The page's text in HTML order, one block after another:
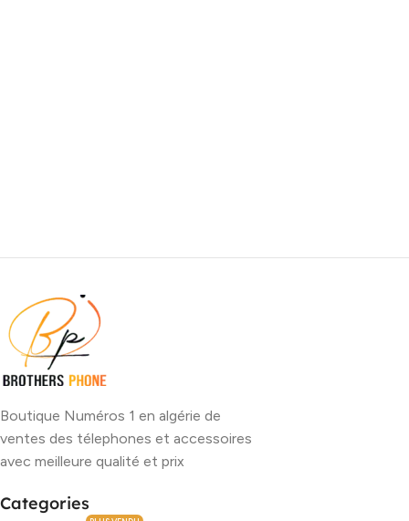
Boutique Numéros 1 en algérie de
ventes des télephones et accessoires
avec meilleure qualité et prix
Categories